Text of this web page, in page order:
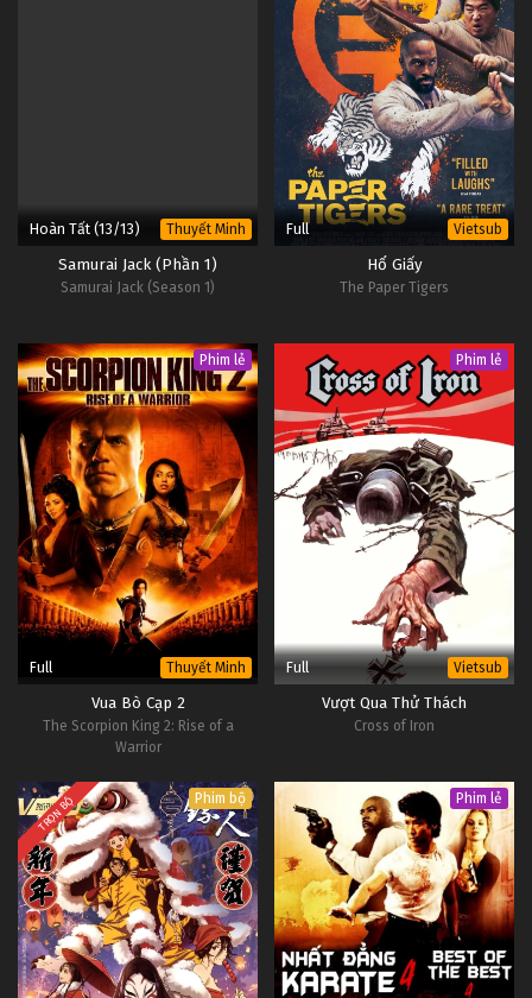
Hoàn Tất (13/13) Thuyết Minh
Samurai Jack (Phần 1)
Samurai Jack (Season 1)
Full Vietsub
Hổ Giấy
The Paper Tigers
Phim lẻ
Full Thuyết Minh
Vua Bò Cạp 2
The Scorpion King 2: Rise of a
Warrior
Phim lẻ
Full Vietsub
Vượt Qua Thử Thách
Cross of Iron
TRỌN BỘ Phim bộ Phim lẻ